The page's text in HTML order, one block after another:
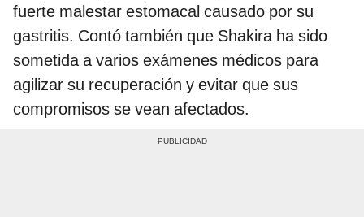
fuerte malestar estomacal causado por su
gastritis. Contó también que Shakira ha sido
sometida a varios exámenes médicos para
agilizar su recuperación y evitar que sus
compromisos se vean afectados.